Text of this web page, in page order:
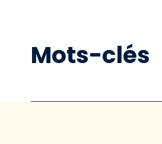
Mots-clés